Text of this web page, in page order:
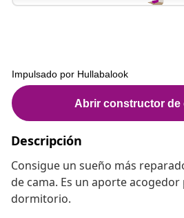
Descripción
Consigue un sueño más
de cama. Es un aporte
dormitorio.